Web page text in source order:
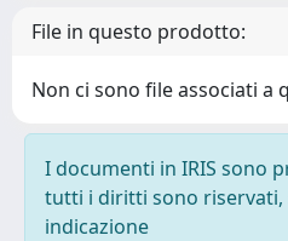
File in questo prodotto:
Non ci sono file associati a
I documenti in IRIS sono
tutti i diritti sono riservati,
indicazione